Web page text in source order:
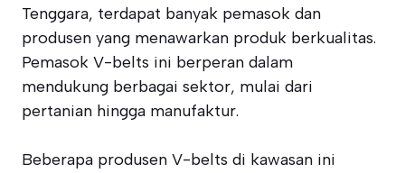
Tenggara, terdapat banyak pemasok dan
produsen yang menawarkan produk berkualitas.
Pemasok V-belts ini berperan dalam
mendukung berbagai sektor, mulai dari
pertanian hingga manufaktur.
Beberapa produsen V-belts di kawasan ini